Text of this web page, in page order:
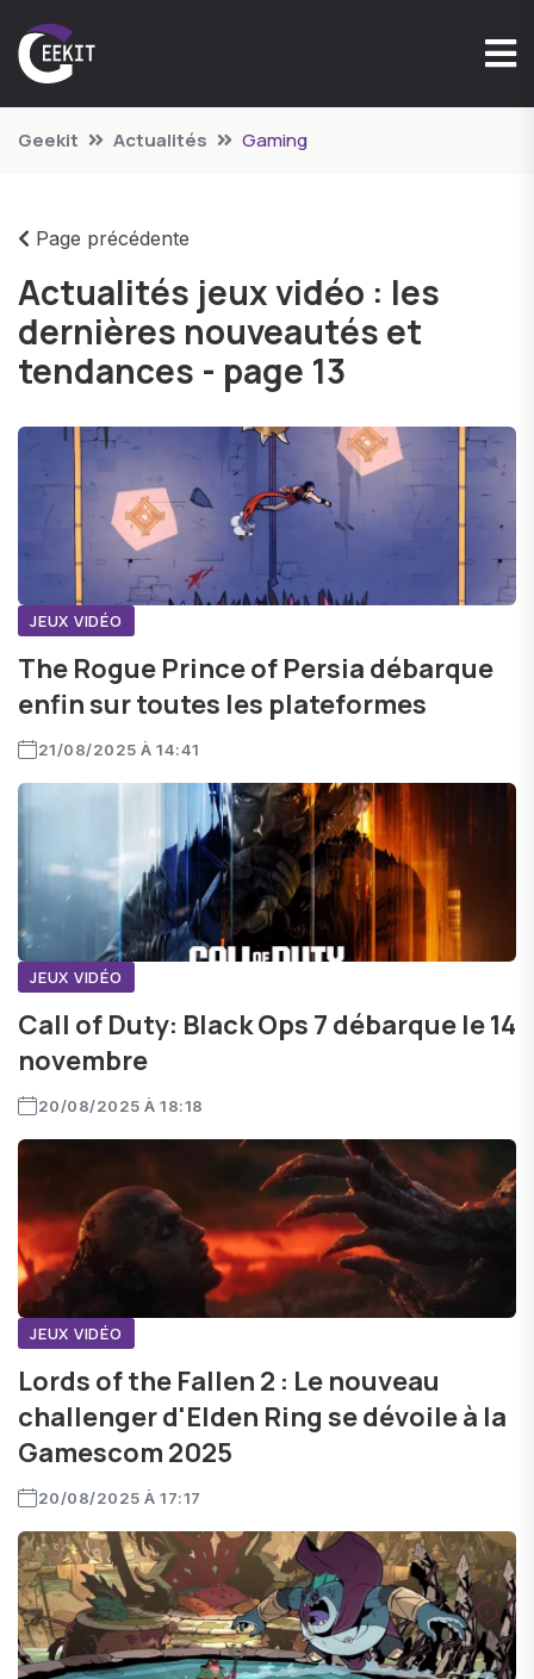
Geekit Actualités Gaming
Page précédente
Actualités jeux vidéo : les
dernières nouveautés et
tendances - page 13
JEUX VIDÉO
The Rogue Prince of Persia débarque
enfin sur toutes les plateformes
21/08/2025 À 14:41
JEUX VIDÉO
Call of Duty: Black Ops 7 débarque le 14
novembre
20/08/2025 À 18:18
JEUX VIDÉO
Lords of the Fallen 2 : Le nouveau
challenger d'Elden Ring se dévoile à la
Gamescom 2025
20/08/2025 À 17:17